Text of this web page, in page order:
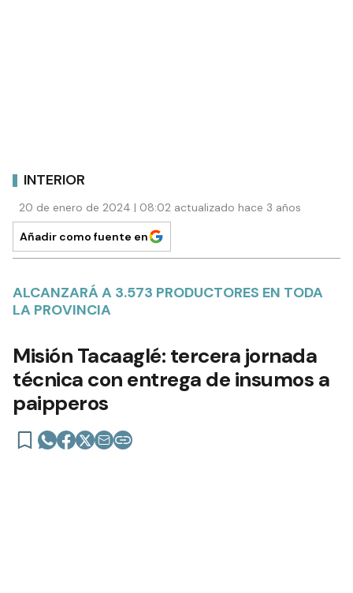
INTERIOR
20 de enero de 2024 | 08:02 actualizado hace 3 años
Añadir como fuente en
ALCANZARÁ A 3.573 PRODUCTORES EN TODA
LA PROVINCIA
Misión Tacaaglé: tercera jornada
técnica con entrega de insumos a
paipperos